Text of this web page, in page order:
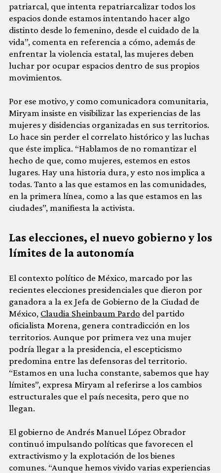
patriarcal, que intenta repatriarcalizar todos los
espacios donde estamos intentando hacer algo
distinto desde lo femenino, desde el cuidado de la
vida”, comenta en referencia a cómo, además de
enfrentar la violencia estatal, las mujeres deben
luchar por ocupar espacios dentro de sus propios
movimientos.
Por ese motivo, y como comunicadora comunitaria,
Miryam insiste en visibilizar las experiencias de las
mujeres y disidencias organizadas en sus territorios.
Lo hace sin perder el correlato histórico y las luchas
que éste implica. “Hablamos de no romantizar el
hecho de que, como mujeres, estemos en estos
lugares. Hay una historia dura, y esto nos implica a
todas. Tanto a las que estamos en las comunidades,
en la primera línea, como a las que estamos en las
ciudades”, manifiesta la activista.
Las elecciones, el nuevo gobierno y los
límites de la autonomía
El contexto político de México, marcado por las
recientes elecciones presidenciales que dieron por
ganadora a la ex Jefa de Gobierno de la Ciudad de
México, Claudia Sheinbaum Pardo del partido
oficialista Morena, genera contradicción en los
territorios. Aunque por primera vez una mujer
podría llegar a la presidencia, el escepticismo
predomina entre las defensoras del territorio.
“Estamos en una lucha constante, sabemos que hay
límites”, expresa Miryam al referirse a los cambios
estructurales que el país necesita, pero que no
llegan.
El gobierno de Andrés Manuel López Obrador
continuó impulsando políticas que favorecen el
extractivismo y la explotación de los bienes
comunes. “Aunque hemos vivido varias experiencias